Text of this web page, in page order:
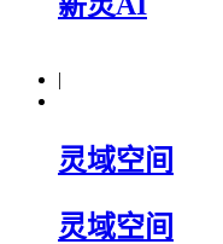
|
灵域空间
灵域空间